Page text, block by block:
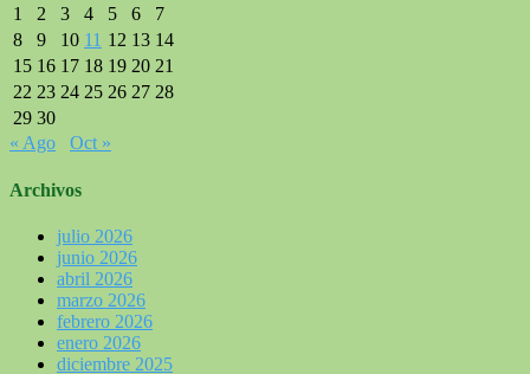
1
2 3 4 5 6
7
8
9 10 11 12 13 14
15 16 17 18 19 20 21
22 23 24 25 26 27 28
29 30
« Ago
Oct »
Archivos
julio 2026
junio 2026
abril 2026
marzo 2026
febrero 2026
enero 2026
diciembre 2025